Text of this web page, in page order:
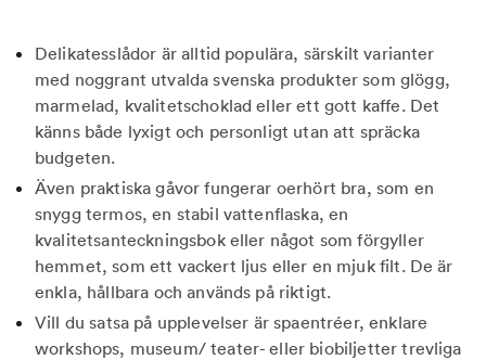
Delikatesslådor är alltid populära, särskilt varianter
med noggrant utvalda svenska produkter som glögg,
marmelad, kvalitetschoklad eller ett gott kaffe. Det
känns både lyxigt och personligt utan att spräcka
budgeten.
Även praktiska gåvor fungerar oerhört bra, som en
snygg termos, en stabil vattenflaska, en
kvalitetsanteckningsbok eller något som förgyller
hemmet, som ett vackert ljus eller en mjuk filt. De är
enkla, hållbara och används på riktigt.
Vill du satsa på upplevelser är spaentréer, enklare
workshops, museum/ teater- eller biobiljetter trevliga